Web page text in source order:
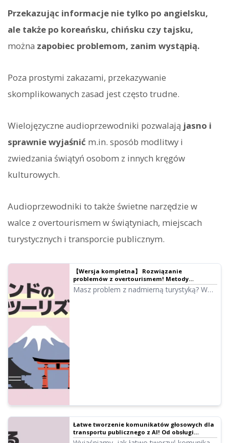
Przekazując informacje nie tylko po angielsku,
ale także po koreańsku, chińsku czy tajsku,
można zapobiec problemom, zanim wystąpią.
Poza prostymi zakazami, przekazywanie
skomplikowanych zasad jest często trudne.
Wielojęzyczne audioprzewodniki pozwalają jasno i
sprawnie wyjaśnić m.in. sposób modlitwy i
zwiedzania świątyń osobom z innych kręgów
kulturowych.
Audioprzewodniki to także świetne narzędzie w
walce z overtourismem w świątyniach, miejscach
turystycznych i transporcie publicznym.
【Wersja kompletna】 Rozwiązanie
problemów z overtourismem! Metody
tworzenia wielojęzycznych przewodników za
pomocą najnowszych narzędzi AI
Masz problem z nadmierną turystyką? W
Łatwe tworzenie komunikatów głosowych dla
transportu publicznego z AI! Od obsługi
turystów na stacjach i w autobusach po